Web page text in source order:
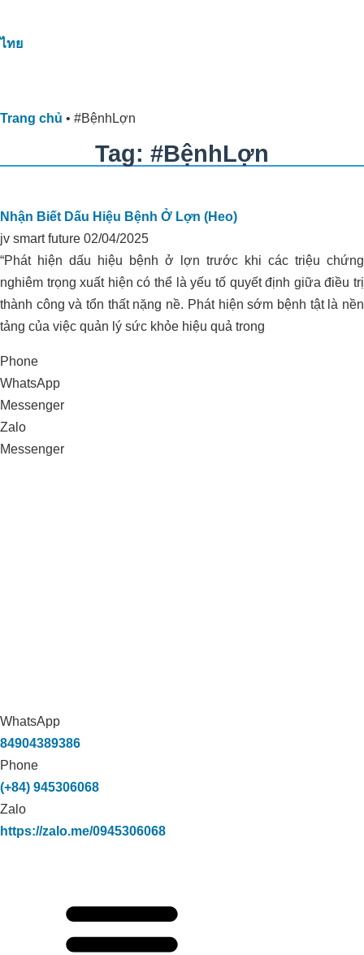
ไทย
Trang chủ • #BệnhLợn
Tag: #BệnhLợn
Nhận Biết Dấu Hiệu Bệnh Ở Lợn (Heo)
jv smart future 02/04/2025
“Phát hiện dấu hiệu bệnh ở lợn trước khi các triệu chứng
nghiêm trọng xuất hiện có thể là yếu tố quyết định giữa điều trị
thành công và tổn thất nặng nề. Phát hiện sớm bệnh tật là nền
tảng của việc quản lý sức khỏe hiệu quả trong
Phone
WhatsApp
Messenger
Zalo
Messenger
WhatsApp
84904389386
Phone
(+84) 945306068
Zalo
https://zalo.me/0945306068